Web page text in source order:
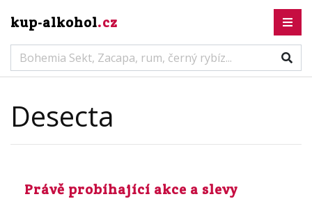
kup-alkohol.cz
Desecta
Právě probíhající akce a slevy